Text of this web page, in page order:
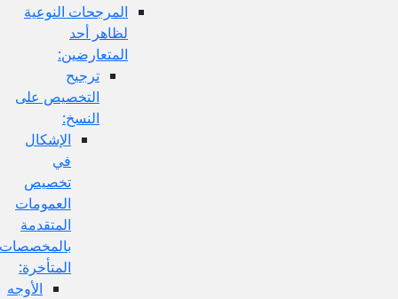
المرجحات النوعية
لظاهر أحد
المتعارضين:
ترجيح
التخصيص على
الإشكال
تخصيص
العمومات
المتقدمة
بالمخصصات
المتأخرة:
الأوجه